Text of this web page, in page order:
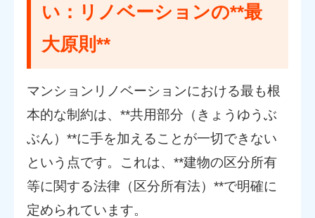
い：リノベーションの**最
大原則**
マンションリノベーションにおける最も根
本的な制約は、**共用部分（きょうゆうぶ
ぶん）**に手を加えることが一切できない
という点です。これは、**建物の区分所有
等に関する法律（区分所有法）**で明確に
定められています。